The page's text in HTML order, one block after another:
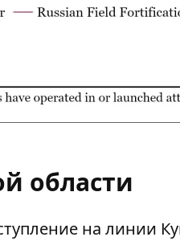
области
на линии